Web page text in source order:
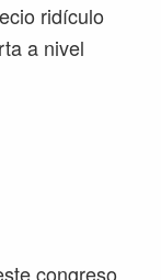
ridículo
a nivel
congreso